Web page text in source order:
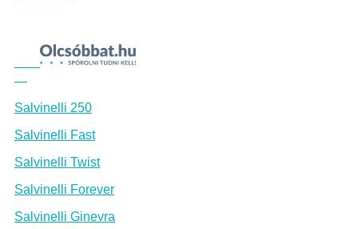
Salvinelli 250
Salvinelli Fast
Salvinelli Twist
Salvinelli Forever
Salvinelli Ginevra